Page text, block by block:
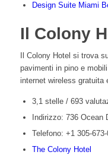
Design Suite Miami
Il Colony
Il Colony Hotel si trova
pavimenti in pino e
internet wireless gratuita
3,1 stelle / 693
Indirizzo: 736 Ocean
Telefono: +1 305-
The Colony Hotel